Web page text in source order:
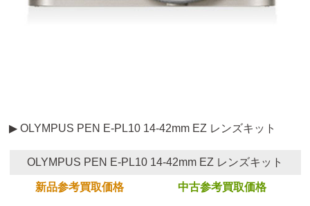
▶ OLYMPUS PEN E-PL10 14-42mm EZ レンズキット
OLYMPUS PEN E-PL10 14-42mm EZ レンズキット
新品参考買取価格 中古参考買取価格